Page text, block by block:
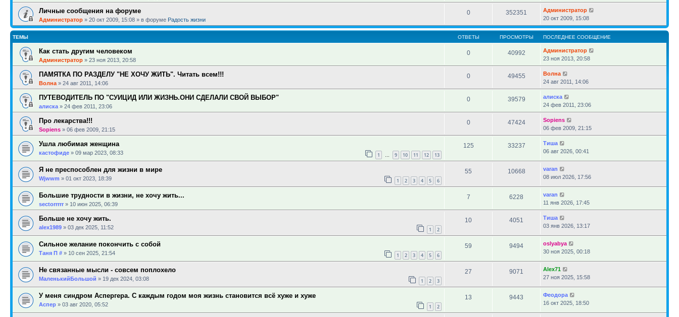
Личные сообщения на форуме
Администратор » 20 окт 2009, 15:08 » в форуме Радость жизни
0 352351
Администратор
20 окт 2009, 15:08
ТЕМЫ ОТВЕТЫ ПРОСМОТРЫ ПОСЛЕДНЕЕ СООБЩЕНИЕ
Как стать другим человеком
Администратор » 23 ноя 2013, 20:58
0 40992
Администратор
23 ноя 2013, 20:58
ПАМЯТКА ПО РАЗДЕЛУ "НЕ ХОЧУ ЖИТЬ". Читать всем!!!
Волна » 24 авг 2011, 14:06
0 49455
Волна
24 авг 2011, 14:06
ПУТЕВОДИТЕЛЬ ПО "СУИЦИД ИЛИ ЖИЗНЬ.ОНИ СДЕЛАЛИ СВОЙ ВЫБОР"
алиска » 24 фев 2011, 23:06
0 39579
алиска
24 фев 2011, 23:06
Про лекарства!!!
Sopiens » 06 фев 2009, 21:15
0 47424
Sopiens
06 фев 2009, 21:15
Ушла любимая женщина
кастофиде » 09 мар 2023, 08:33 1 … 9 10 11 12 13
125 33237
Тиша
06 авг 2026, 00:41
Я не преспособлен для жизни в мире
Wjwwm » 01 окт 2023, 18:39 1 2 3 4 5 6
55 10668
varan
08 июл 2026, 17:56
Большие трудности в жизни, не хочу жить...
sectorrrrr » 10 июн 2025, 06:39
7 6228
varan
11 янв 2026, 17:45
Больше не хочу жить.
alex1989 » 03 дек 2025, 11:52 1 2
10 4051
Тиша
03 янв 2026, 13:17
Сильное желание покончить с собой
Таня П # » 10 сен 2025, 21:54 1 2 3 4 5 6
59 9494
oslyabya
30 ноя 2025, 00:18
Не связанные мысли - совсем поплохело
МаленькийБольшой » 19 дек 2024, 03:08 1 2 3
27 9071
Alex71
27 ноя 2025, 15:58
У меня синдром Аспергера. С каждым годом моя жизнь становится всё хуже и хуже
Аспер » 03 авг 2020, 05:52 1 2
13 9443
Феодора
16 окт 2025, 18:50